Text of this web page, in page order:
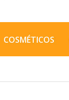
COSMÉTICOS